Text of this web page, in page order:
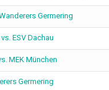
Germering
ESV Dachau
MEK München
Germering